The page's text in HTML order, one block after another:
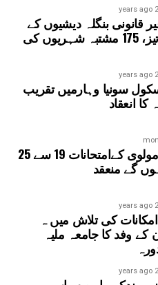
سیکٹر-97، سیکٹر-105، سیکٹر-108، سیکٹر-93، اور پنچشیل
2
قانونی بنگلہ دیشیوں کے
خلاف مہم تیز، 175 مشتبہ شہریوں کی
2
سونیا وہارمیں تقریب
انعقاد
فوقانیہ اور مولوی کےامتحانات 19 سے 25
گے منعقد
2
کی تلاش میں ہ
کے وفد کا جامعہ ملیہ
2